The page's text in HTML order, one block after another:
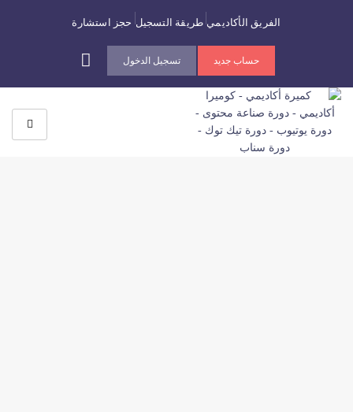
الفريق الأكاديمي طريقة التسجيل حجز استشارة
حساب جديد تسجيل الدخول